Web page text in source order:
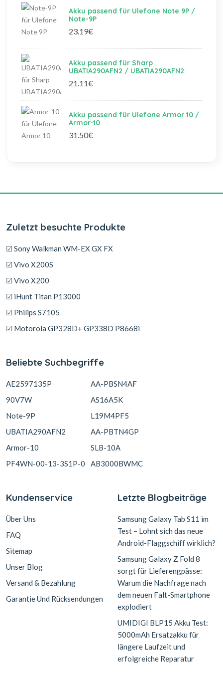
Akku passend für Ulefone Note 9P /
Note-9P
23.19€
Akku passend für Sharp
UBATIA290AFN2 / UBATIA290AFN2
21.11€
Akku passend für Ulefone Armor 10 /
Armor-10
31.50€
Zuletzt besuchte Produkte
☑ Sony Walkman WM-EX GX FX
☑ Vivo X200S
☑ Vivo X200
☑ iHunt Titan P13000
☑ Philips S7105
☑ Motorola GP328D+ GP338D P8668i
Beliebte Suchbegriffe
AE2597135P
90V7W
Note-9P
UBATIA290AFN2
Armor-10
PF4WN-00-13-3S1P-0
AA-PBSN4AF
AS16A5K
L19M4PF5
AA-PBTN4GP
SLB-10A
AB3000BWMC
Kundenservice
Über Uns
FAQ
Sitemap
Unser Blog
Versand & Bezahlung
Garantie Und Rücksendungen
Letzte Blogbeiträge
Samsung Galaxy Tab S11 im
Test – Lohnt sich das neue
Android-Flaggschiff wirklich?
Samsung Galaxy Z Fold 8
sorgt für Lieferengpässe:
Warum die Nachfrage nach
dem neuen Falt-Smartphone
explodiert
UMIDIGI BLP15 Akku Test:
5000mAh Ersatzakku für
längere Laufzeit und
erfolgreiche Reparatur